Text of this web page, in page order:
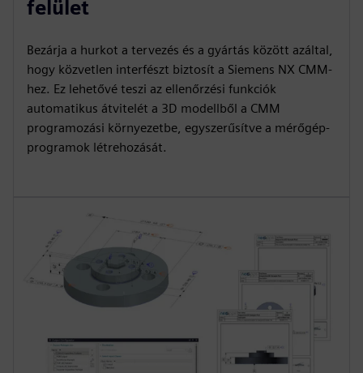
felület
Bezárja a hurkot a tervezés és a gyártás között azáltal,
hogy közvetlen interfészt biztosít a Siemens NX CMM-
hez. Ez lehetővé teszi az ellenőrzési funkciók
automatikus átvitelét a 3D modellből a CMM
programozási környezetbe, egyszerűsítve a mérőgép-
programok létrehozását.